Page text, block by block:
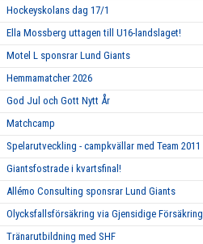
Hockeyskolans dag 17/1
Ella Mossberg uttagen till U16-landslaget!
Motel L sponsrar Lund Giants
Hemmamatcher 2026
God Jul och Gott Nytt År
Matchcamp
Spelarutveckling - campkvällar med Team 2011
Giantsfostrade i kvartsfinal!
Allémo Consulting sponsrar Lund Giants
Olycksfallsförsäkring via Gjensidige Försäkring
Tränarutbildning med SHF